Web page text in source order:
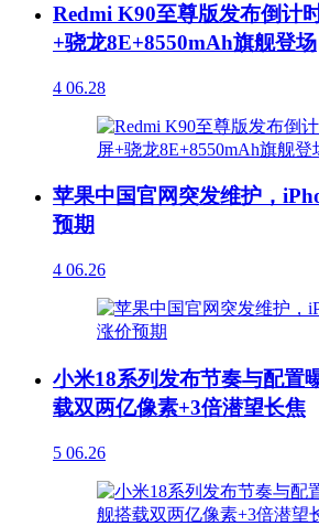
Redmi K90至尊版发布倒计
+骁龙8E+8550mAh旗舰登场
4 06.28
苹果中国官网突发维护，
预期
4 06.26
小米18系列发布节奏与配置
载双两亿像素+3倍潜望长焦
5 06.26